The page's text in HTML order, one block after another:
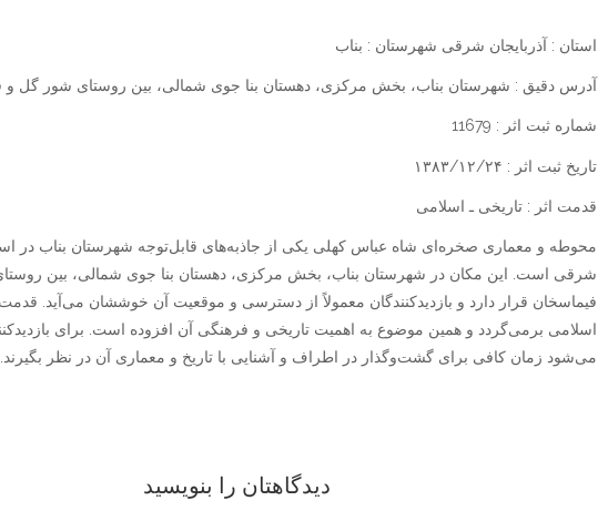
استان : آذربایجان شرقی شهرستان : بناب
آدرس دقیق : شهرستان بناب، بخش مرکزی، دهستان بنا جوی شمالی، بین روستای شور گل و
شماره ثبت اثر : 11679
تاریخ ثبت اثر : ۱۳۸۳/۱۲/۲۴
قدمت اثر : تاریخی ـ اسلامی
محوطه و معماری صخره‌ای شاه عباس کهلی یکی از جاذبه‌های قابل‌توجه شهرستان بناب در
شرقی است. این مکان در شهرستان بناب، بخش مرکزی، دهستان بنا جوی شمالی، بین
فیماسخان قرار دارد و بازدیدکنندگان معمولاً از دسترسی و موقعیت آن خوششان می‌آید. قدمت
اسلامی برمی‌گردد و همین موضوع به اهمیت تاریخی و فرهنگی آن افزوده است. برای
می‌شود زمان کافی برای گشت‌وگذار در اطراف و آشنایی با تاریخ و معماری آن در نظر بگیرند.
دیدگاهتان را بنویسید